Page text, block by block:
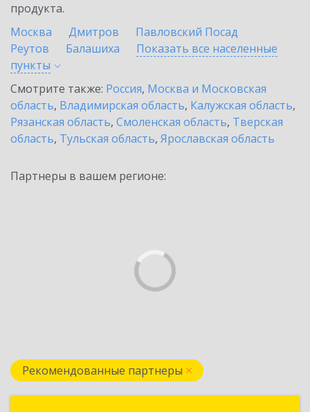
продукта.
Москва
Дмитров
Павловский Посад
Реутов
Балашиха
Показать все населенные
пункты
Смотрите также: Россия, Москва и Московская
область, Владимирская область, Калужская область,
Рязанская область, Смоленская область, Тверская
область, Тульская область, Ярославская область
Партнеры в вашем регионе:
Рекомендованные партнеры